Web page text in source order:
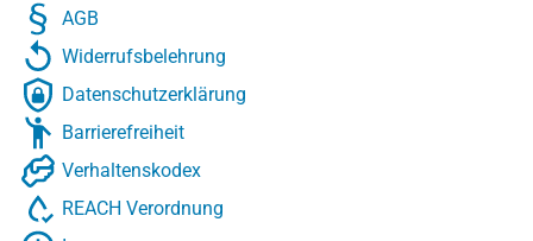
AGB
Widerrufsbelehrung
Datenschutzerklärung
Barrierefreiheit
Verhaltenskodex
REACH Verordnung